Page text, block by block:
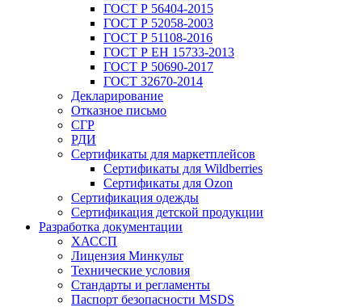
ГОСТ Р 56404-2015
ГОСТ Р 52058-2003
ГОСТ Р 51108-2016
ГОСТ Р ЕН 15733-2013
ГОСТ Р 50690-2017
ГОСТ 32670-2014
Декларирование
Отказное письмо
СГР
РДИ
Сертификаты для маркетплейсов
Сертификаты для Wildberries
Сертификаты для Ozon
Сертификация одежды
Сертификация детской продукции
Разработка документации
ХАССП
Лицензия Минкульт
Технические условия
Стандарты и регламенты
Паспорт безопасности MSDS